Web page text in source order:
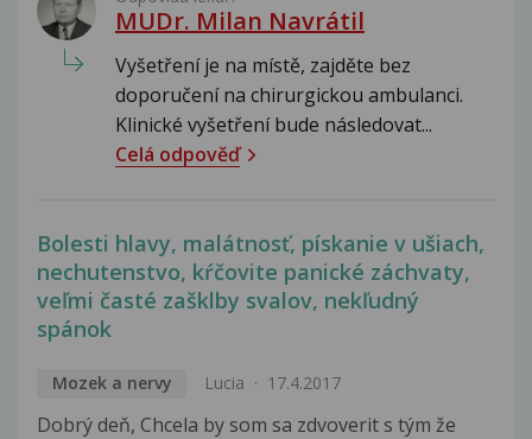
MUDr. Milan Navrátil
Vyšetření je na místě, zajděte bez
doporučení na chirurgickou ambulanci.
Klinické vyšetření bude následovat...
Celá odpověď
Bolesti hlavy, malátnosť, pískanie v ušiach,
nechutenstvo, kŕčovite panické záchvaty,
veľmi časté zašklby svalov, nekľudný
spánok
Mozek a nervy Lucia 17.4.2017
Dobrý deň, Chcela by som sa zdvoverit s tým že